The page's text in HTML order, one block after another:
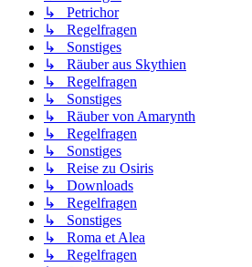
↳ Petrichor
↳ Regelfragen
↳ Sonstiges
↳ Räuber aus Skythien
↳ Regelfragen
↳ Sonstiges
↳ Räuber von Amarynth
↳ Regelfragen
↳ Sonstiges
↳ Reise zu Osiris
↳ Downloads
↳ Regelfragen
↳ Sonstiges
↳ Roma et Alea
↳ Regelfragen